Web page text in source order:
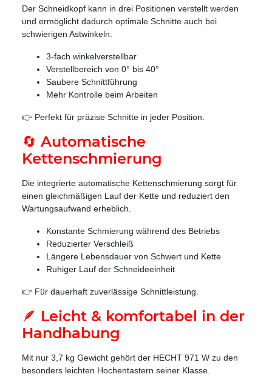
Der Schneidkopf kann in drei Positionen verstellt werden
und ermöglicht dadurch optimale Schnitte auch bei
schwierigen Astwinkeln.
3-fach winkelverstellbar
Verstellbereich von 0° bis 40°
Saubere Schnittführung
Mehr Kontrolle beim Arbeiten
👉 Perfekt für präzise Schnitte in jeder Position.
🔄 Automatische
Kettenschmierung
Die integrierte automatische Kettenschmierung sorgt für
einen gleichmäßigen Lauf der Kette und reduziert den
Wartungsaufwand erheblich.
Konstante Schmierung während des Betriebs
Reduzierter Verschleiß
Längere Lebensdauer von Schwert und Kette
Ruhiger Lauf der Schneideeinheit
👉 Für dauerhaft zuverlässige Schnittleistung.
🪶 Leicht & komfortabel in der
Handhabung
Mit nur 3,7 kg Gewicht gehört der HECHT 971 W zu den
besonders leichten Hochentastern seiner Klasse.